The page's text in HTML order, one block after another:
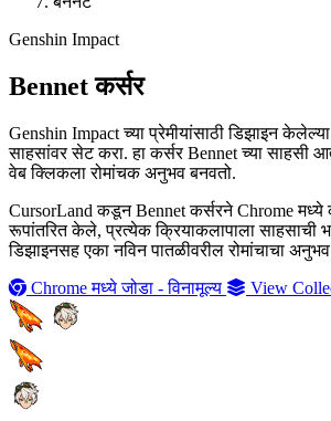
Genshin Impact
Bennet कर्सर
Genshin Impact च्या प्रेमीयांसाठी डिझाइन
साहसांवर सेट करा. हा कर्सर Bennet च्या साहसी
वेब क्लिकला रोमांचक अनुभव बनवतो.
CursorLand कडून Bennet कर्सरने Chrome
रूपांतरित केले, प्रत्येक क्रियाकलापाला साहसाची
डिझाइनसह एका नविन पातळीवरील रोमांचाचा अनुभव
Chrome मध्ये जोडा - विनामूल्य
View